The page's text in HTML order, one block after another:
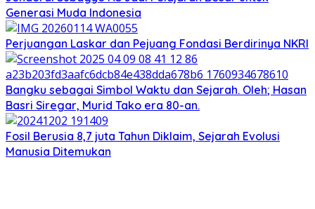
Generasi Muda Indonesia
Perjuangan Laskar dan Pejuang Fondasi Berdirinya NKRI
Bangku sebagai Simbol Waktu dan Sejarah. Oleh; Hasan
Basri Siregar, Murid Tako era 80-an.
Fosil Berusia 8,7 juta Tahun Diklaim, Sejarah Evolusi
Manusia Ditemukan